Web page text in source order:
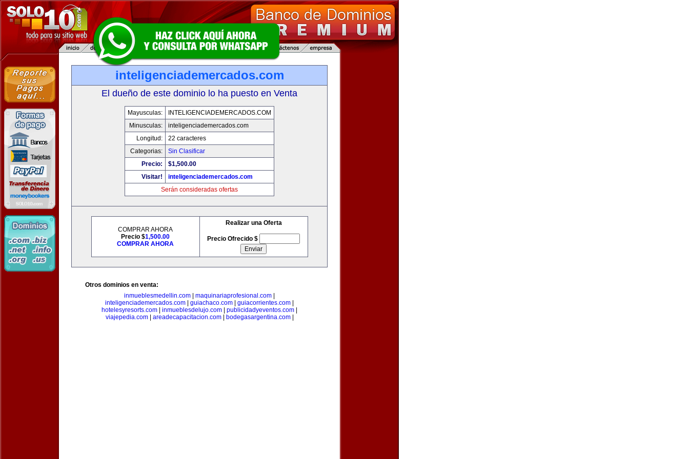
inteligenciademercados.com
El dueño de este dominio lo ha puesto en Venta
Mayusculas:
INTELIGENCIADEMERCADOS.COM
Minusculas:
inteligenciademercados.com
Longitud:
22 caracteres
Categorias:
Sin Clasificar
Precio:
$1,500.00
Visitar!
inteligenciademercados.com
Serán consideradas ofertas
COMPRAR AHORA
Precio $1,500.00
COMPRAR AHORA
Realizar una Oferta
Precio Ofrecido $
Otros dominios en venta:
inmueblesmedellin.com
maquinariaprofesional.com
inteligenciademercados.com
guiachaco.com guiacorrientes.com
hotelesyresorts.com
inmueblesdelujo.com publicidadyeventos.com
viajepedia.com| areadecapacitacion.com| bodegasargentina.com|